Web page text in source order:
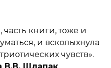
часть книги, тоже и
и всколыхнула
чувств».